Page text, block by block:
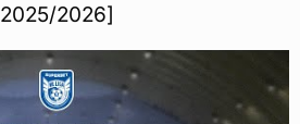
2025/2026]